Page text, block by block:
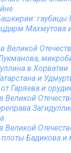
гаубицы
Махмутова
Великой
в Хорватии
и
Гаряева и
Великой
Великой
Бадикова и